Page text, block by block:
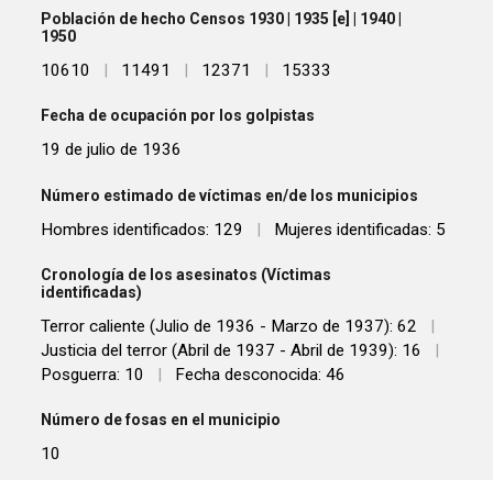
Población de hecho Censos 1930 | 1935 [e] | 1940 |
1950
10610 | 11491 | 12371 | 15333
Fecha de ocupación por los golpistas
19 de julio de 1936
Número estimado de víctimas en/de los municipios
Hombres identificados: 129 | Mujeres identificadas: 5
Cronología de los asesinatos (Víctimas
identificadas)
Terror caliente (Julio de 1936 - Marzo de 1937): 62
|
Justicia del terror (Abril de 1937 - Abril de 1939): 16
|
Posguerra: 10
| Fecha desconocida: 46
Número de fosas en el municipio
10